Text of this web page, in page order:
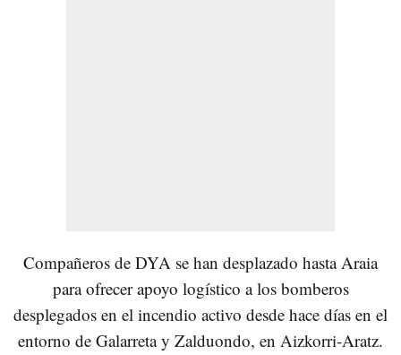
Compañeros de DYA se han desplazado hasta Araia
para ofrecer apoyo logístico a los bomberos
desplegados en el incendio activo desde hace días en el
entorno de Galarreta y Zalduondo, en Aizkorri-Aratz.